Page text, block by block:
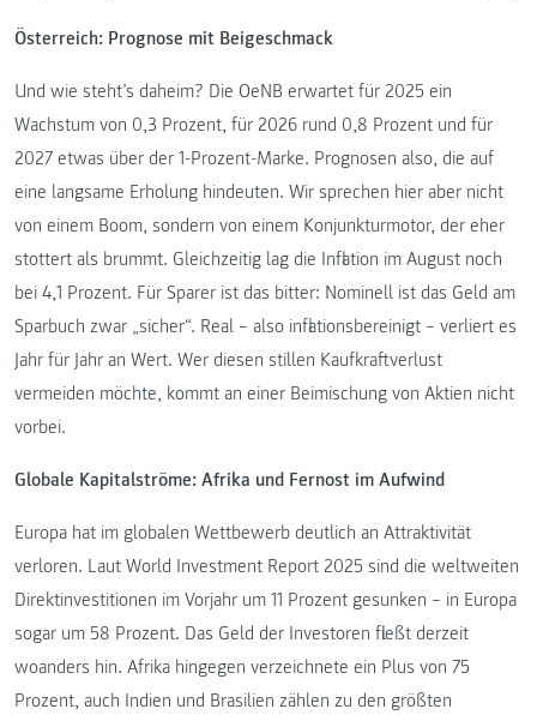
Österreich: Prognose mit Beigeschmack
Und wie steht’s daheim? Die OeNB erwartet für 2025 ein
Wachstum von 0,3 Prozent, für 2026 rund 0,8 Prozent und für
2027 etwas über der 1-Prozent-Marke. Prognosen also, die auf
eine langsame Erholung hindeuten. Wir sprechen hier aber nicht
von einem Boom, sondern von einem Konjunkturmotor, der eher
stottert als brummt. Gleichzeitig lag die Inflation im August noch
bei 4,1 Prozent. Für Sparer ist das bitter: Nominell ist das Geld am
Sparbuch zwar „sicher“. Real – also inflationsbereinigt – verliert es
Jahr für Jahr an Wert. Wer diesen stillen Kaufkraftverlust
vermeiden möchte, kommt an einer Beimischung von Aktien nicht
vorbei.
Globale Kapitalströme: Afrika und Fernost im Aufwind
Europa hat im globalen Wettbewerb deutlich an Attraktivität
verloren. Laut World Investment Report 2025 sind die weltweiten
Direktinvestitionen im Vorjahr um 11 Prozent gesunken – in Europa
sogar um 58 Prozent. Das Geld der Investoren fließt derzeit
woanders hin. Afrika hingegen verzeichnete ein Plus von 75
Prozent, auch Indien und Brasilien zählen zu den größten